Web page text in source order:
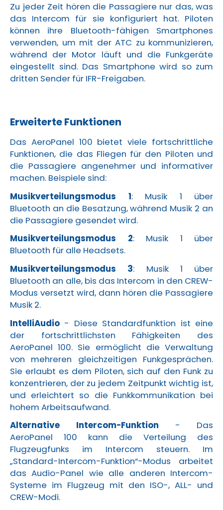
Zu jeder Zeit hören die Passagiere nur das, was
das Intercom für sie konfiguriert hat. Piloten
können ihre Bluetooth-fähigen Smartphones
verwenden, um mit der ATC zu kommunizieren,
während der Motor läuft und die Funkgeräte
eingestellt sind. Das Smartphone wird so zum
dritten Sender für IFR-Freigaben.
Erweiterte Funktionen
Das AeroPanel 100 bietet viele fortschrittliche
Funktionen, die das Fliegen für den Piloten und
die Passagiere angenehmer und informativer
machen. Beispiele sind:
Musikverteilungsmodus 1: Musik 1 über
Bluetooth an die Besatzung, während Musik 2 an
die Passagiere gesendet wird.
Musikverteilungsmodus 2: Musik 1 über
Bluetooth für alle Headsets.
Musikverteilungsmodus 3: Musik 1 über
Bluetooth an alle, bis das Intercom in den CREW-
Modus versetzt wird, dann hören die Passagiere
Musik 2.
IntelliAudio - Diese Standardfunktion ist eine
der fortschrittlichsten Fähigkeiten des
AeroPanel 100. Sie ermöglicht die Verwaltung
von mehreren gleichzeitigen Funkgesprächen.
Sie erlaubt es dem Piloten, sich auf den Funk zu
konzentrieren, der zu jedem Zeitpunkt wichtig ist,
und erleichtert so die Funkkommunikation bei
hohem Arbeitsaufwand.
Alternative Intercom-Funktion - Das
AeroPanel 100 kann die Verteilung des
Flugzeugfunks im Intercom steuern. Im
„Standard-Intercom-Funktion“-Modus arbeitet
das Audio-Panel wie alle anderen Intercom-
Systeme im Flugzeug mit den ISO-, ALL- und
CREW-Modi.